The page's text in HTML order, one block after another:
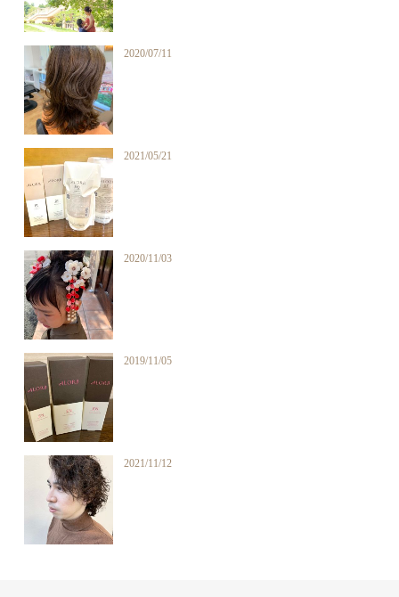
2020/07/11
2021/05/21
2020/11/03
2019/11/05
2021/11/12